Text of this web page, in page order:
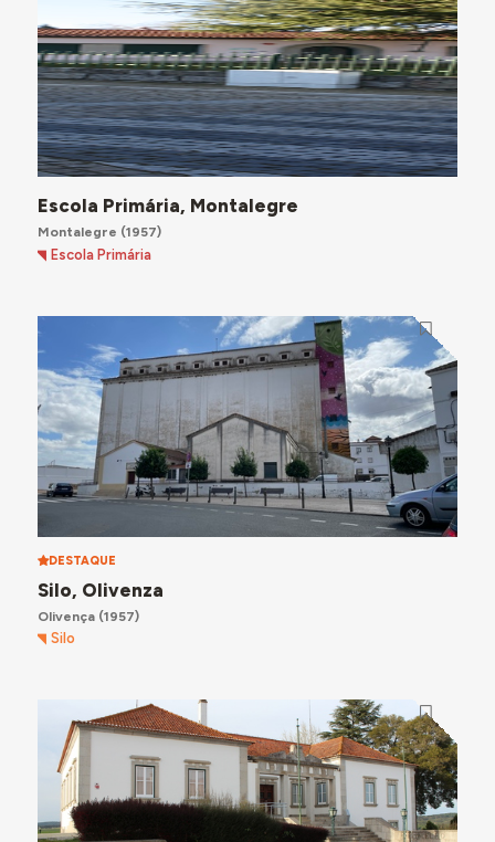
Escola Primária, Montalegre
Montalegre (1957)
Escola Primária
DESTAQUE
Silo, Olivenza
Olivença(1957)
Silo